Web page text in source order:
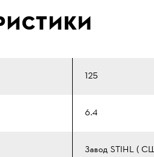
125
6.4
Завод STIHL (